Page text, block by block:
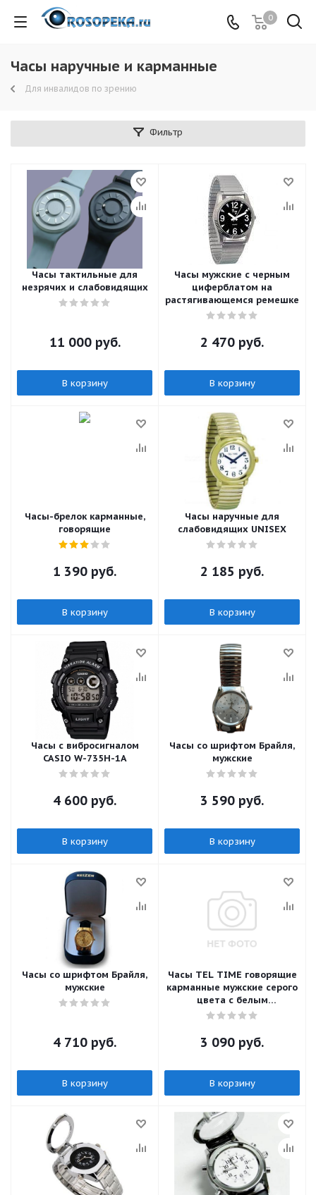
0
Часы наручные и карманные
Для инвалидов по зрению
Фильтр
Часы тактильные для
незрячих и слабовидящих
11 000руб.
В корзину
Часы мужские с черным
циферблатом на
растягивающемся ремешке
2 470 руб.
В корзину
Часы-брелок карманные,
говорящие
1 390 руб.
В корзину
Часы наручные для
слабовидящих UNISEX
2 185 руб.
В корзину
Часы с вибросигналом
CASIO W-735H-1A
4 600 руб.
В корзину
Часы со шрифтом Брайля,
мужские
3 590 руб.
В корзину
Часы со шрифтом Брайля,
мужские
4 710 руб.
В корзину
Часы TEL TIME говорящие
карманные мужские серого
цвета с белым
циферблатом на цепочке
3 090 руб.
В корзину